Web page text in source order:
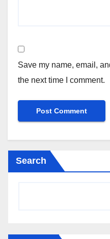
Save my name, email,
the next time I comment.
Search